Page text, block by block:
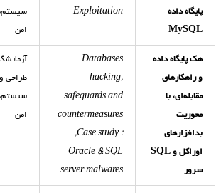
پایگاه داده
MySQL
Exploitation
امن
هک پایگاه داده
و راهکارهای
مقابلهای، با
محوریت
بدافزارهای
اوراکل وSQL
سرور
Databases
hacking,
safeguards and
countermeasures
,Case study :
Oracle & SQL
server malwares
طراحی
امن